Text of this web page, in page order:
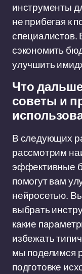
инструменты
не прибегая к
специалистов.
сэкономить
улучшить
Что
советы и
В следующих
рассмотрим
эффективные
помогут вам
нейросетью.
выбрать
какие
избежать
мы поделимся
подготовке